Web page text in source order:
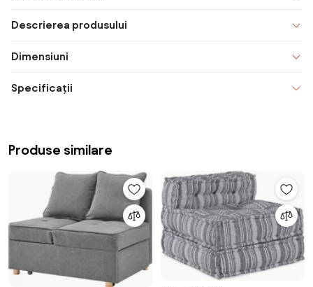
Descrierea produsului
Dimensiuni
Specificații
Produse similare